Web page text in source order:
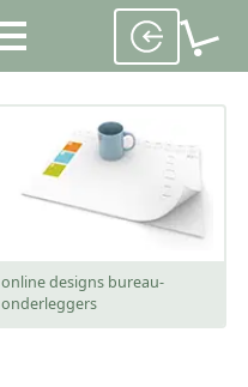
online designs bureau-
onderleggers